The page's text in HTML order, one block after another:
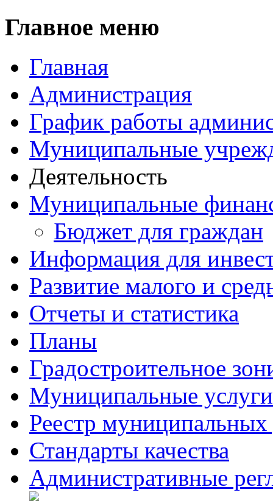
Главное меню
Главная
Администрация
График работы
Муниципальные
Деятельность
Муниципальные
Бюджет для граждан
Информация для
Развитие малого и
Отчеты и статистика
Планы
Градостроительное
Муниципальные услуги
Реестр муниципальных
Стандарты качества
Административные